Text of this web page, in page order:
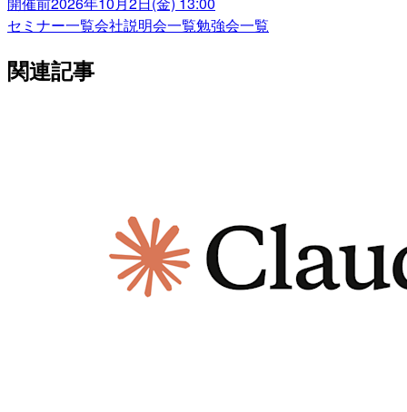
セミナー一覧会社説明会一覧勉強会一覧
関連記事